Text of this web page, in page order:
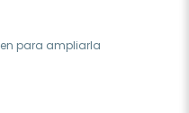
para ampliarla